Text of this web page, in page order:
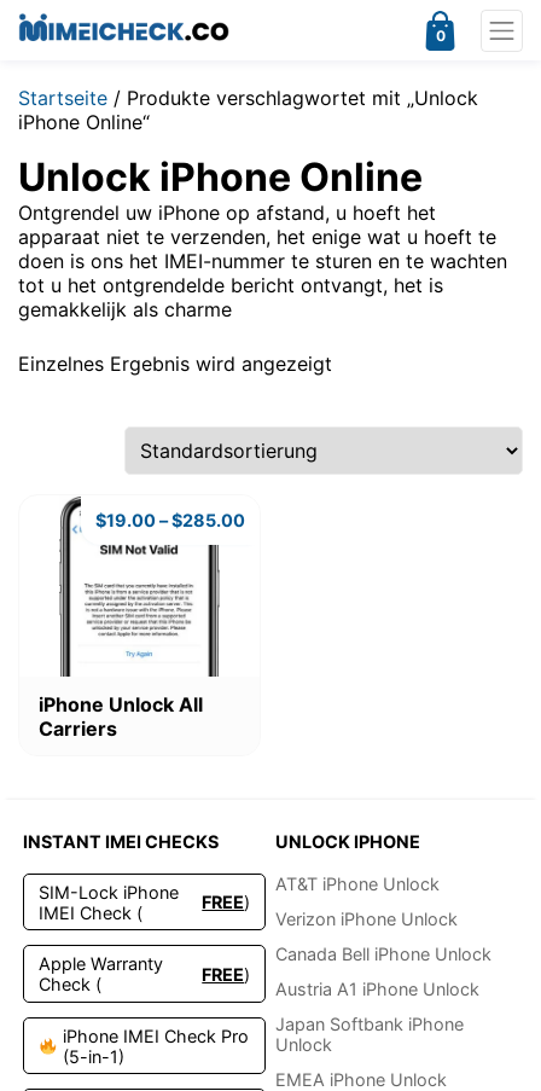
0
Startseite / Produkte verschlagwortet mit „Unlock
iPhone Online“
Unlock iPhone Online
Ontgrendel uw iPhone op afstand, u hoeft het
apparaat niet te verzenden, het enige wat u hoeft te
doen is ons het IMEI-nummer te sturen en te wachten
tot u het ontgrendelde bericht ontvangt, het is
gemakkelijk als charme
Einzelnes Ergebnis wird angezeigt
iPhone Unlock All
Carriers
$19.00–$285.00
Produkt
weist
Die
Optionen
können
auf
der
Produktseite
gewählt
werden
INSTANT IMEI CHECKS
SIM-Lock iPhone
IMEI Check (
FREE)
Apple Warranty
Check (
FREE)
iPhone IMEI Check Pro
(5-in-1)
UNLOCK IPHONE
AT&T iPhone Unlock
Verizon iPhone Unlock
Canada Bell iPhone Unlock
Austria A1 iPhone Unlock
Japan Softbank iPhone
Unlock
EMEA iPhone Unlock